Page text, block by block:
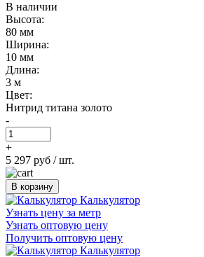
В наличии
Высота:
80 мм
Ширина:
10 мм
Длина:
3 м
Цвет:
Нитрид титана золото
-
+
5 297 руб / шт.
В корзину
Калькулятор
Узнать цену за метр
Узнать оптовую цену
Получить оптовую цену
Калькулятор